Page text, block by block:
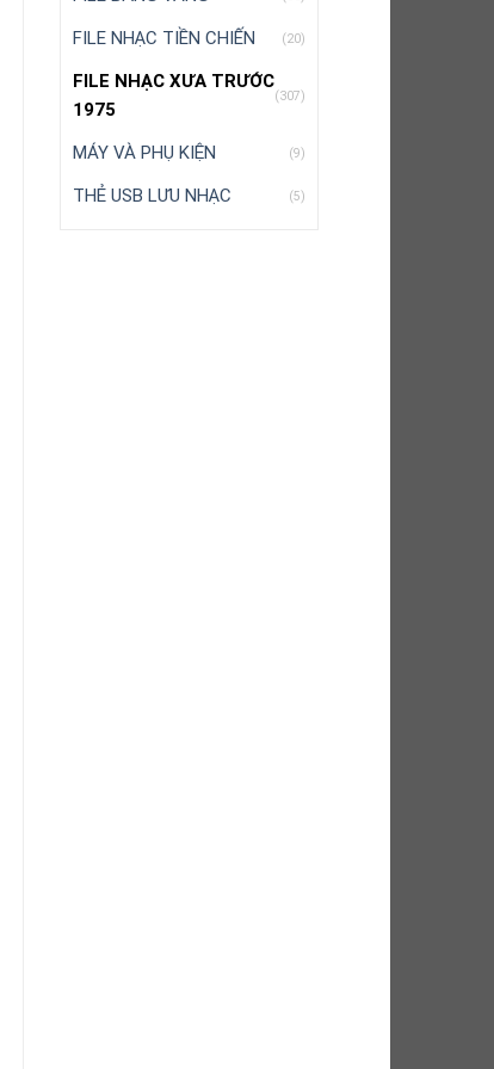
FILE NHẠC TIỀN CHIẾN (20)
FILE NHẠC XƯA TRƯỚC
1975
(307)
MÁY VÀ PHỤ KIỆN (9)
THẺ USB LƯU NHẠC (5)